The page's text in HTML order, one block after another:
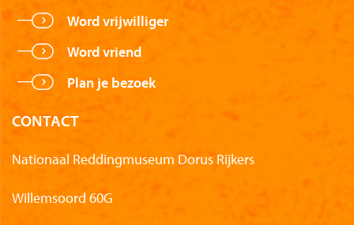
Word vrijwilliger
Word vriend
Plan je bezoek
CONTACT
Nationaal Reddingmuseum Dorus Rijkers
Willemsoord 60G